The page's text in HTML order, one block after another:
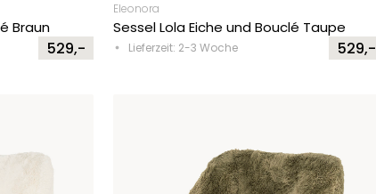
Braun
529,-
Eleonora
Sessel Lola Eiche und Bouclé Taupe
Lieferzeit: 2-3 Woche 529,-